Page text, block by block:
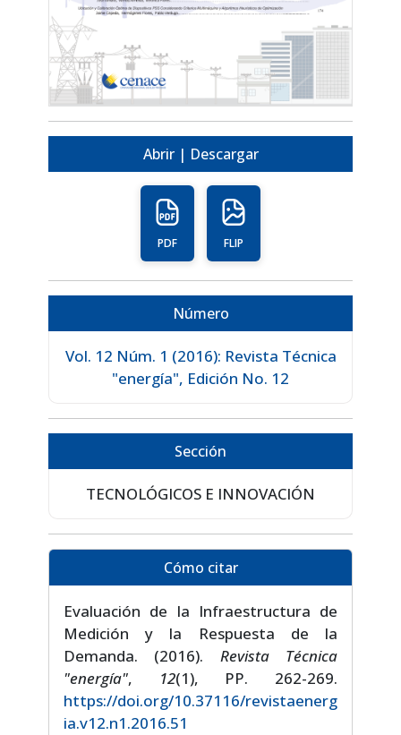
Abrir | Descargar
PDF FLIP
Número
Vol. 12 Núm. 1 (2016): Revista Técnica
"energía", Edición No. 12
Sección
TECNOLÓGICOS E INNOVACIÓN
Cómo citar
Evaluación de la Infraestructura de
Medición y la Respuesta de la
Demanda. (2016). Revista Técnica
"energía", 12(1), PP. 262-269.
https://doi.org/10.37116/revistaenerg
ia.v12.n1.2016.51